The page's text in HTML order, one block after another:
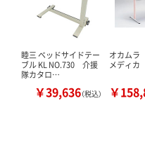
睦三 ベッドサイドテー
ブル KL NO.730 介援
隊カタロ…
￥39,636（税込）
オカムラ
メディカ
￥